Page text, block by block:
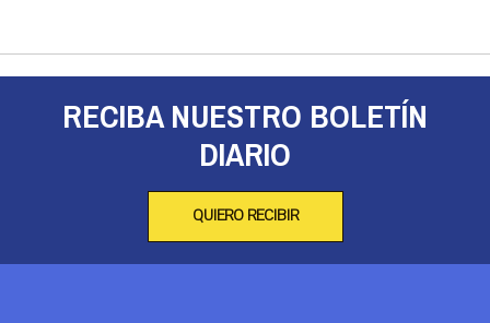
RECIBA NUESTRO BOLETÍN
DIARIO
QUIERO RECIBIR